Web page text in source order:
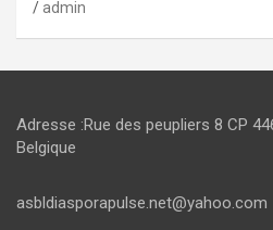
admin
Adresse :Rue des peupliers 8 CP
Belgique
asbldiasporapulse.net@yahoo.com